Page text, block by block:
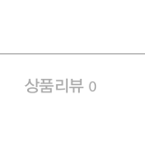
상품리뷰 0